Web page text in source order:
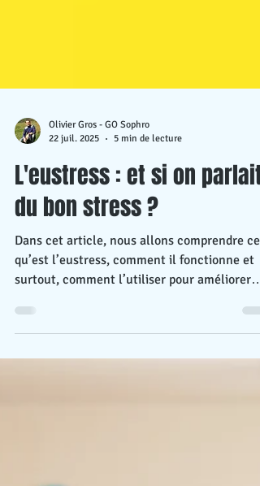
Olivier Gros - GO Sophro
22 juil. 2025
5 min de lecture
L'eustress : et si on parlait
du bon stress ?
Dans cet article, nous allons comprendre ce
qu’est l’eustress, comment il fonctionne et